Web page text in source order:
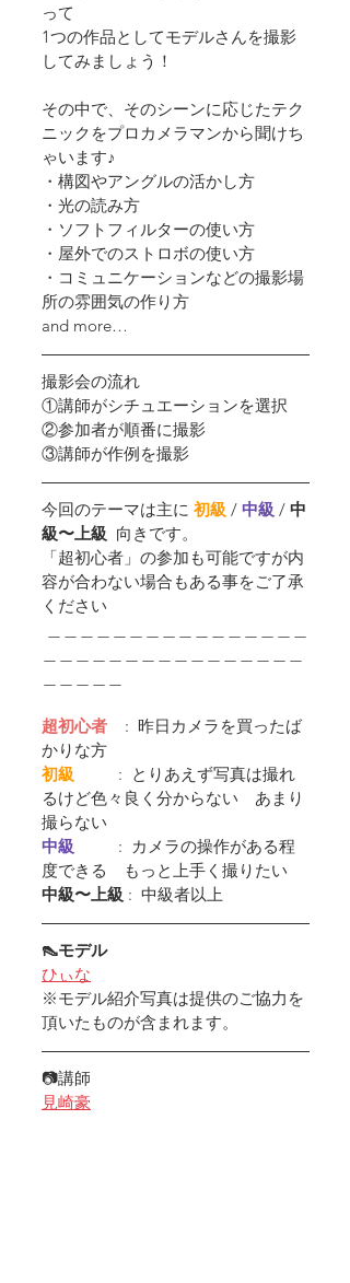
って
1つの作品としてモデルさんを撮影
してみましょう！
その中で、そのシーンに応じたテク
ニックをプロカメラマンから聞けち
ゃいます♪
・構図やアングルの活かし方
・光の読み方
・ソフトフィルターの使い方
・屋外でのストロボの使い方
・コミュニケーションなどの撮影場
所の雰囲気の作り方
and more…
撮影会の流れ
①講師がシチュエーションを選択
②参加者が順番に撮影
③講師が作例を撮影
今回のテーマは主に 初級 / 中級 / 中
級〜上級 向きです。
「超初心者」の参加も可能ですが内
容が合わない場合もある事をご了承
ください
超初心者
    :  昨日カメラを買ったば
かりな方
初級
:  とりあえず写真は撮れ
るけど色々良く分からない　あまり
撮らない
中級
:  カメラの操作がある程
度できる　もっと上手く撮りたい
中級〜上級 :  中級者以上
👠モデル
ひぃな
※モデル紹介写真は提供のご協力を
頂いたものが含まれます。
📷講師
見崎豪